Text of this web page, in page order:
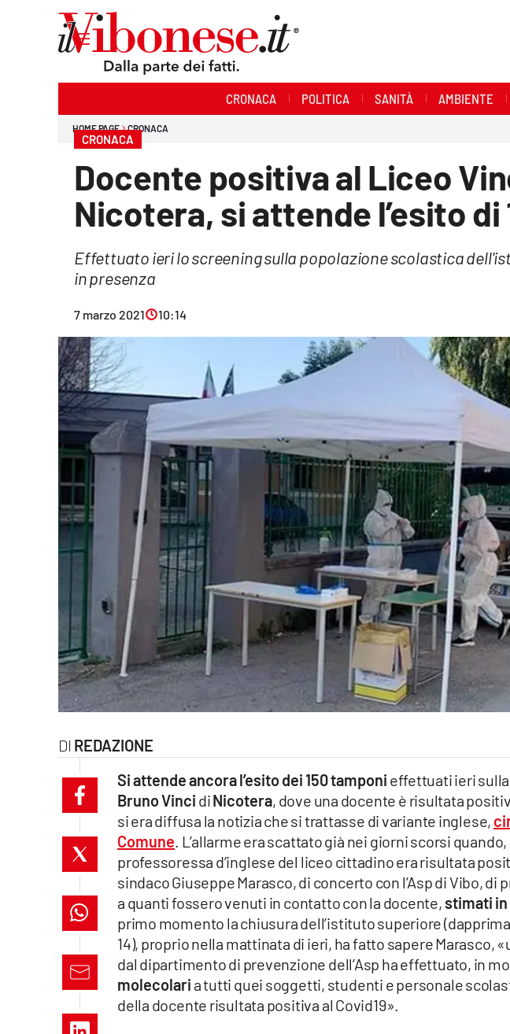
Streaming
Lac Network
lacitymag.it
cosenzachannel.it
ilvibonese.it
catanzarochannel.it
lacapitalenews.it
CRONACA POLITICA SANITÀ AMBIENTE
HOME PAGE CRONACA
CRONACA
Docente positiva al Liceo
Nicotera, si attende l’esito di
Effettuato ieri lo screening sulla popolazione scolastica
in presenza
7 marzo 2021 10:14
REDAZIONE
Si attende ancora l’esito dei 150 tamponi effettuati ieri
Bruno Vinci diNicotera, dove una docente è risultata
si era diffusa la notizia che si trattasse di variante inglese,
Comune. L’allarme era scattato già nei giorni scorsi
professoressa d’inglese del liceo cittadino era risultata
sindaco Giuseppe Marasco, di concerto con l’Asp di Vibo,
a quanti fossero venuti in contatto con la docente, stimati in
primo momento la chiusura dell’istituto superiore
14), proprio nella mattinata di ieri, ha fatto sapere Marasco,
dal dipartimento di prevenzione dell’Asp ha effettuato, in
molecolari a tutti quei soggetti, studenti e personale
della docente risultata positiva al Covid19».